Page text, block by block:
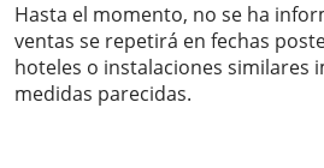
Hasta el momento, no se ha
ventas se repetirá en fechas
hoteles o instalaciones similares
medidas parecidas.